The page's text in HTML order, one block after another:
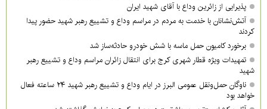
پذیرایی از زائرین وداع با آقای شهید ایران
آتش‌نشانان با خدمت به مردم در مراسم وداع و تشییع رهبر شهید حضور پیدا
کردند
برخورد کامیون حمل ماسه با شش خودرو حادثه‌ساز شد
تمهیدات ویژه قطار شهری کرج برای انتقال زائران مراسم وداع و تشییع رهبر
شهید
ناوگان حمل‌ونقل عمومی البرز در ایام وداع و تشییع رهبر شهید ۲۴ ساعته فعال
خواهد بود